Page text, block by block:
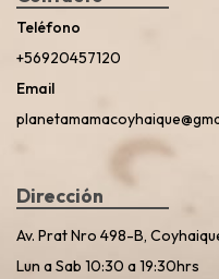
Teléfono
+56920457120
Email
Dirección
Av. Prat Nro 498-B,
Lun a Sab 10:30 a 19:30hrs